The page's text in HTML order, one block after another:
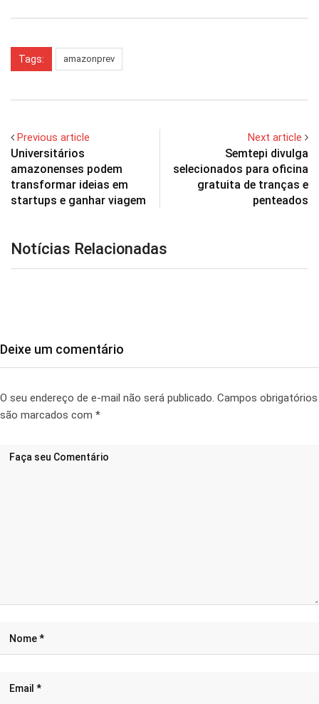
Tags: amazonprev
Previous article
Universitários
amazonenses podem
transformar ideias em
startups e ganhar viagem
Next article
Semtepi divulga
selecionados para oficina
gratuita de tranças e
penteados
Notícias Relacionadas
Deixe um comentário
O seu endereço de e-mail não será publicado. Campos obrigatórios
são marcados com *